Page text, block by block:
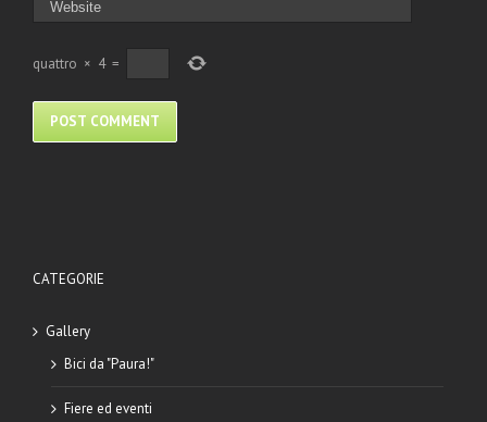
quattro × 4 =
CATEGORIE
Gallery
Bici da "Paura!"
Fiere ed eventi